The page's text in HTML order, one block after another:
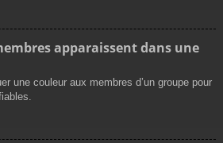
apparaissent dans une
une couleur aux membres d’un groupe pour